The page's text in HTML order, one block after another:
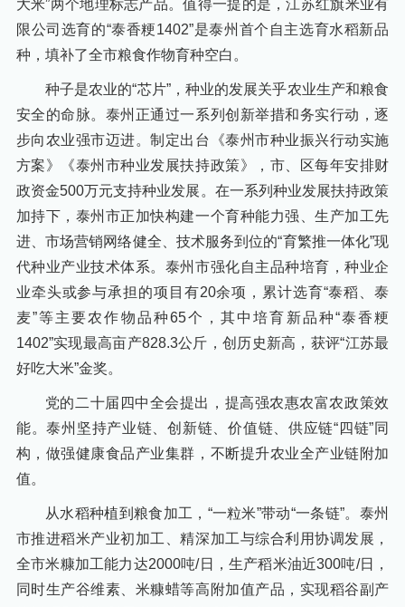
大米”两个地理标志产品。值得一提的是，江苏红旗米业有
限公司选育的“泰香粳1402”是泰州首个自主选育水稻新品
种，填补了全市粮食作物育种空白。
种子是农业的“芯片”，种业的发展关乎农业生产和粮食
安全的命脉。泰州正通过一系列创新举措和务实行动，逐
步向农业强市迈进。制定出台《泰州市种业振兴行动实施
方案》《泰州市种业发展扶持政策》，市、区每年安排财
政资金500万元支持种业发展。在一系列种业发展扶持政策
加持下，泰州市正加快构建一个育种能力强、生产加工先
进、市场营销网络健全、技术服务到位的“育繁推一体化”现
代种业产业技术体系。泰州市强化自主品种培育，种业企
业牵头或参与承担的项目有20余项，累计选育“泰稻、泰
麦”等主要农作物品种65个，其中培育新品种“泰香粳
1402”实现最高亩产828.3公斤，创历史新高，获评“江苏最
好吃大米”金奖。
党的二十届四中全会提出，提高强农惠农富农政策效
能。泰州坚持产业链、创新链、价值链、供应链“四链”同
构，做强健康食品产业集群，不断提升农业全产业链附加
值。
从水稻种植到粮食加工，“一粒米”带动“一条链”。泰州
市推进稻米产业初加工、精深加工与综合利用协调发展，
全市米糠加工能力达2000吨/日，生产稻米油近300吨/日，
同时生产谷维素、米糠蜡等高附加值产品，实现稻谷副产